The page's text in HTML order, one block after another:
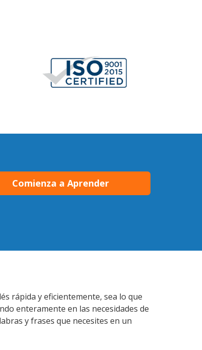
Comienza a Aprender
rápida y eficientemente, sea lo que
enteramente en las necesidades de
y frases que necesites en un